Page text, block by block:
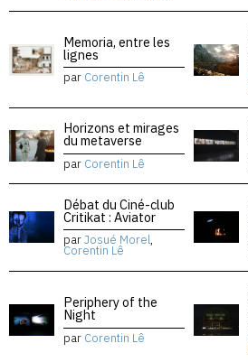
Memoria, entre les
lignes
par Corentin Lê
Horizons et mirages
du metaverse
par Corentin Lê
Débat du Ciné-club
Critikat : Aviator
parJosué Morel,
Corentin Lê
Periphery of the
Night
par Corentin Lê